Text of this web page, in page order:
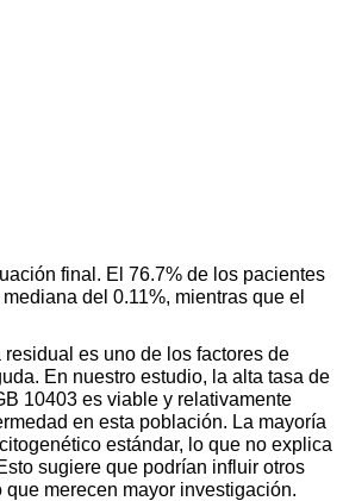
final. El 76.7% de los pacientes
del 0.11%, mientras que el
es uno de los factores de
En nuestro estudio, la alta tasa de
10403 es viable y relativamente
en esta población. La mayoría
estándar, lo que no explica
sugiere que podrían influir otros
merecen mayor investigación.